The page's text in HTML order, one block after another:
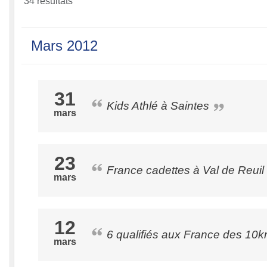
Mars 2012
31
mars
Kids Athlé à Saintes
23
mars
France cadettes à Val de Reuil
12
mars
6 qualifiés aux France des